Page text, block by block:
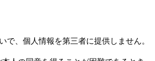
で、個人情報を第三者に提供しません。